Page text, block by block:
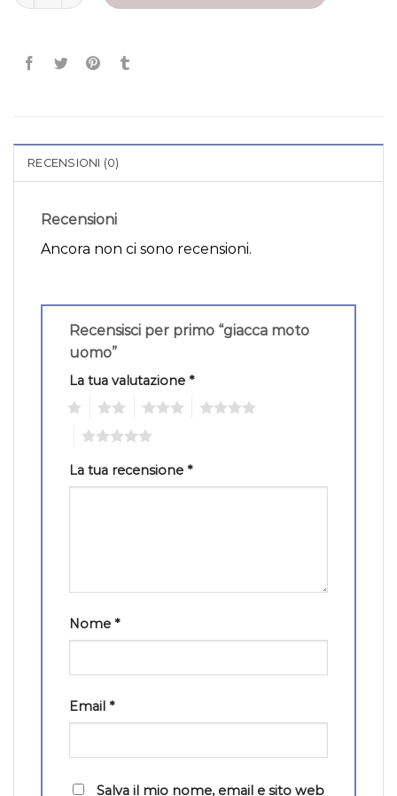
RECENSIONI (0)
Recensioni
Ancora non ci sono recensioni.
Recensisci per primo “giacca moto
uomo”
La tua valutazione *
La tua recensione *
Nome *
Email *
Salva il mio nome, email e sito web